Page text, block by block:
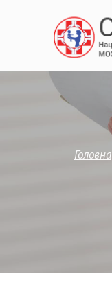
Головна